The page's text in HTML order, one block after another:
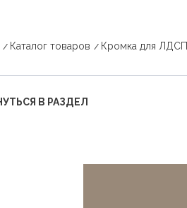
Каталог товаров Кромка для ЛДСП
В РАЗДЕЛ